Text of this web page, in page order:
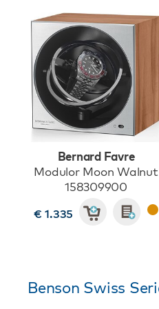
Bernard Favre
Modulor Moon Walnut
158309900
€ 1.335
Benson Swiss